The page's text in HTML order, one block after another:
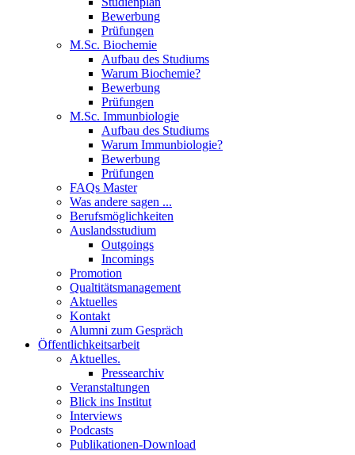
Bewerbung
Prüfungen
M.Sc. Biochemie
Aufbau des Studiums
Warum Biochemie?
Bewerbung
Prüfungen
M.Sc. Immunbiologie
Aufbau des Studiums
Warum Immunbiologie?
Bewerbung
Prüfungen
FAQs Master
Was andere sagen ...
Berufsmöglichkeiten
Auslandsstudium
Outgoings
Incomings
Promotion
Qualtitätsmanagement
Aktuelles
Kontakt
Alumni zum Gespräch
Öffentlichkeitsarbeit
Aktuelles.
Pressearchiv
Veranstaltungen
Blick ins Institut
Interviews
Podcasts
Publikationen-Download